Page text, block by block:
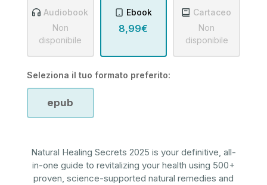
Audiobook
Non
disponibile
Ebook
8,99€
Cartaceo
Non
disponibile
Seleziona il tuo formato preferito:
epub
Natural Healing Secrets 2025 is your definitive, all-
in-one guide to revitalizing your health using 500+
proven, science-supported natural remedies and